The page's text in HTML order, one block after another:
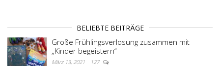
BELIEBTE BEITRÄGE
Große Frühlingsverlosung zusammen mit
„Kinder begeistern“
März 13, 2021 127